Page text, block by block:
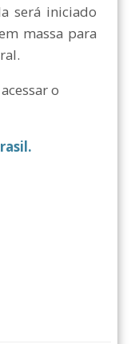
será iniciado
massa para
o